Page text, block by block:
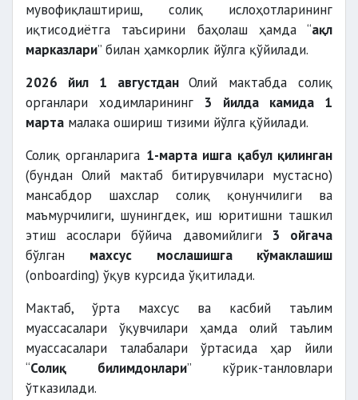
мувофиқлаштириш, солиқ ислоҳотларининг
иқтисодиётга таъсирини баҳолаш ҳамда “ақл
марказлари” билан ҳамкорлик йўлга қўйилади.
2026 йил 1 августданОлий мактабда солиқ
органлари ходимларининг 3 йилда камида 1
марта малака ошириш тизими йўлга қўйилади.
Солиқ органларига 1-марта ишга қабул қилинган
(бундан Олий мактаб битирувчилари мустасно)
мансабдор шахслар солиқ қонунчилиги ва
маъмурчилиги, шунингдек, иш юритишни ташкил
этиш асослари бўйича давомийлиги 3 ойгача
бўлган махсус мослашишга кўмаклашиш
(onboarding) ўқув курсида ўқитилади.
Мактаб, ўрта махсус ва касбий таълим
муассасалари ўқувчилари ҳамда олий таълим
муассасалари талабалари ўртасида ҳар йили
“Солиқ билимдонлари” кўрик-танловлари
ўтказилади.